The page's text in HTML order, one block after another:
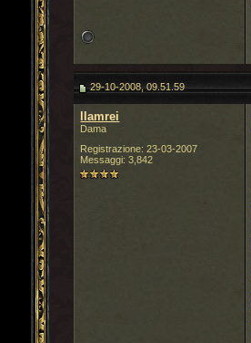
29-10-2008, 09.51.59
llamrei
Dama
Registrazione: 23-03-2007
Messaggi: 3,842